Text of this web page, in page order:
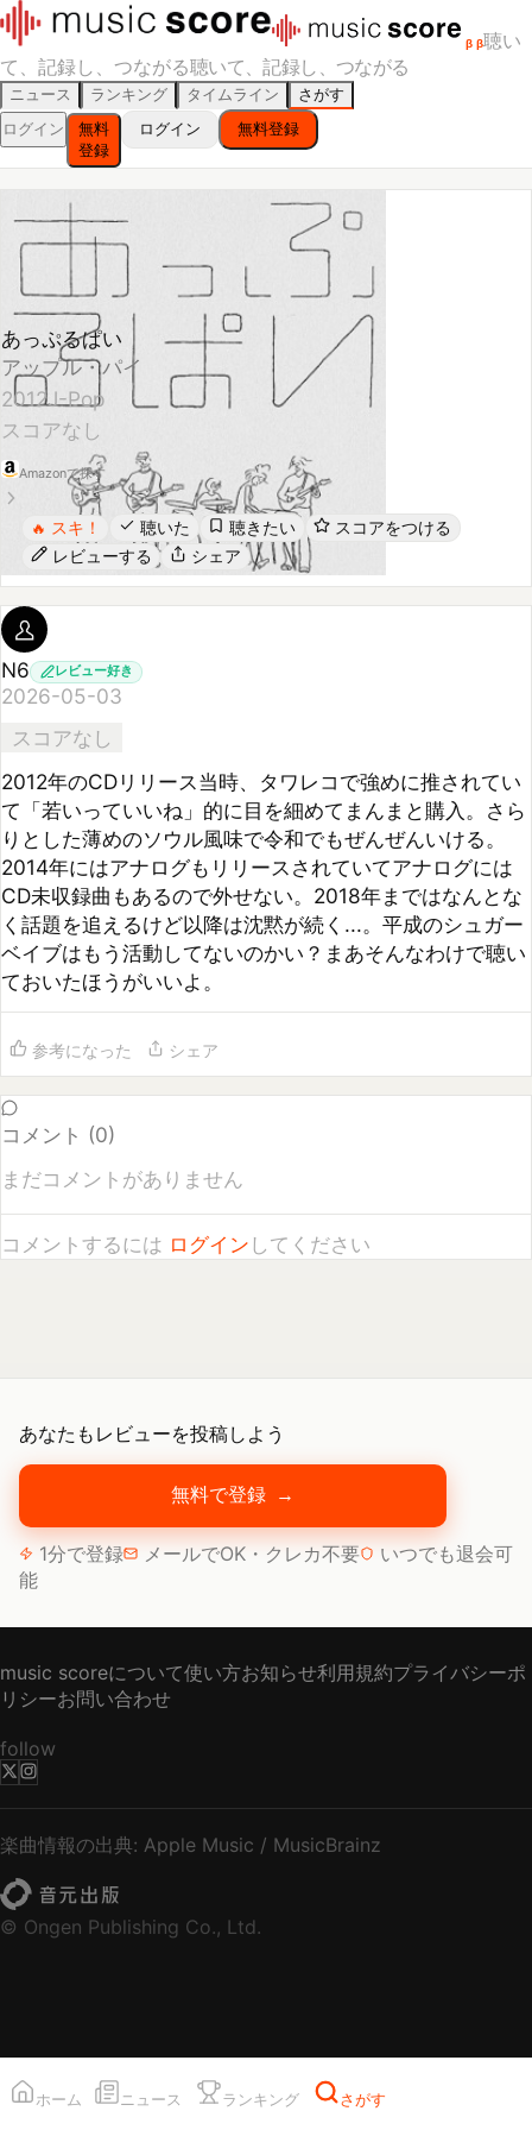
β β聴い
て、記録し、つながる聴いて、記録し、つながる
ニュース ランキング タイムライン
さがす
ログイン
無料
登録
ログイン 無料登録
あっぷるぱい
アップル・パイ
2012J-Pop
スコアなし
Amazonで探す
スキ！ 聴いた 聴きたい スコアをつける
レビューする シェア
N6
2026-05-03
スコアなし
て「若いっていいね」的に目を細めてまんまと購入。さら
りとした薄めのソウル風味で令和でもぜんぜんいける。
2014年にはアナログもリリースされていてアナログには
CD未収録曲もあるので外せない。2018年まではなんとな
く話題を追えるけど以降は沈黙が続く...。平成のシュガー
ベイブはもう活動してないのかい？まあそんなわけで聴い
ておいたほうがいいよ。
参考になった シェア
コメント (0)
まだコメントがありません
コメントするには
あなたもレビューを投稿しよう
無料で登録 →
1分で登録 メールでOK・クレカ不要
いつでも退会可
能
music scoreについて使い方お知らせ利用規約プライバシーポ
リシーお問い合わせ
follow
楽曲情報の出典: Apple Music / MusicBrainz
© Ongen Publishing Co., Ltd.
ホーム ニュース ランキング さがす